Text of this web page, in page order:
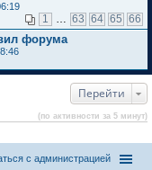
1 … 63 64 65 66
форума
Перейти
(по активности за 5 минут)
с администрацией